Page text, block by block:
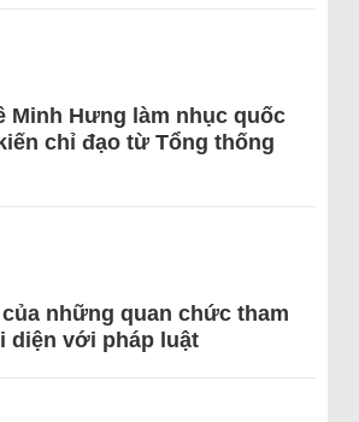
Minh Hưng làm nhục quốc
chỉ đạo từ Tổng thống
những quan chức tham
diện với pháp luật